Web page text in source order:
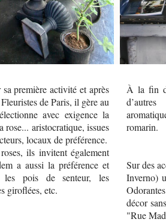
première activité et après
de Paris, il gère au
avec exigence la
aristocratique, issues
locaux de préférence.
ils invitent également
a aussi la préférence et
les pois de senteur, les
giroflées, etc.
À la fin
romarin.
Sur des
Inverno)
décor
"Rue